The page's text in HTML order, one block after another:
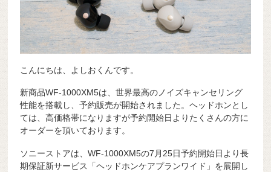
こんにちは、よしおくんです。
新商品WF-1000XM5は、世界最高のノイズキャンセリング
性能を搭載し、予約販売が開始されました。ヘッドホンとし
ては、高価格帯になりますが予約開始日よりたくさんの方に
オーダーを頂いております。
ソニーストアは、WF-1000XM5の7月25日予約開始日より長
期保証新サービス「ヘッドホンケアプランワイド」を展開し